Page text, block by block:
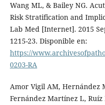
Wang ML, & Bailey NG.
Risk Stratification and
Lab Med [Internet]. 2015
1215-23. Disponible en:
https://
0203-RA
Amor Vigil AM, Hernández
Fernández Martínez L, Ruíz